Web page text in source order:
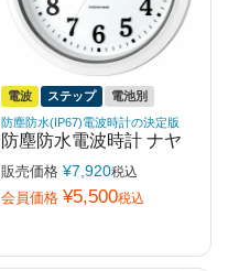
電波 ステップ
電池別
防塵防水(IP67)電波時計の決定版
防塵防水電波時計 ナヤ
販売価格 ¥7,920税込
会員価格 ¥5,500税込